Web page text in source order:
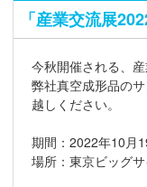
「産業交流展
今秋開催される、
弊社真空成形品の
越しください。
期間：2022年10月
場所：東京ビッグ